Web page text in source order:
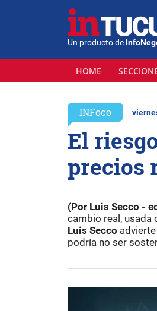
Un producto de
HOME
INFoco
El
precios
(Por Luis Secco -
cambio real, usada
Luis Secco
podría no ser